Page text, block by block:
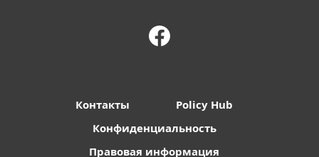
Контакты
Policy Hub
Конфиденциальность
Правовая информация